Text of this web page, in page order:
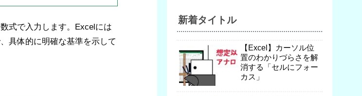
式で入力します。Excelには
具体的に明確な基準を示して
新着タイトル
【Excel】カーソル位
置のわかりづらさを解
消する「セルにフォー
カス」